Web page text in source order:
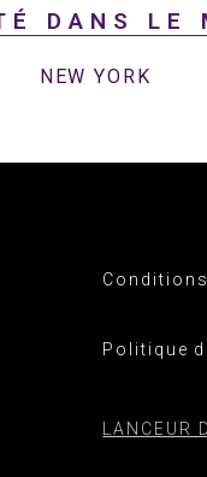
DANS LE
NEW YORK
Politique
LANCEUR